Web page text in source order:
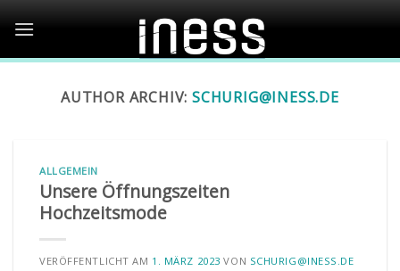
content
AUTHOR ARCHIV:SCHURIG@INESS.DE
ALLGEMEIN
Unsere Öffnungszeiten
Hochzeitsmode
VERÖFFENTLICHT AM 1. MÄRZ 2023 VON SCHURIG@INESS.DE